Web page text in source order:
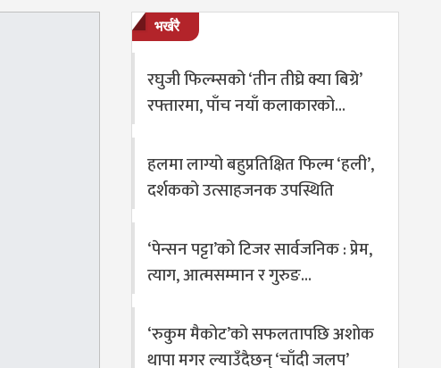
भर्खरै
रघुजी फिल्म्सको ‘तीन तीघ्रे क्या बिग्रे’
रफ्तारमा, पाँच नयाँ कलाकारको…
हलमा लाग्यो बहुप्रतिक्षित फिल्म ‘हली’,
दर्शकको उत्साहजनक उपस्थिति
‘पेन्सन पट्टा’को टिजर सार्वजनिक : प्रेम,
त्याग, आत्मसम्मान र गुरुङ…
‘रुकुम मैकोट’को सफलतापछि अशोक
थापा मगर ल्याउँदैछन् ‘चाँदी जलप’